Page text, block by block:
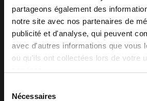
partageons également des
notre site avec nos partenaires de
publicité et d'analyse, qui peuvent
avec d'autres informations que vous
ou qu'ils ont collectées lors de votre
Nécessaires
cliquant sur la petite enveloppe pour
Recevoir les commandes de gaz
appareils via l’application sur vos
Améliorer l’efficacité du back-office
planification générale